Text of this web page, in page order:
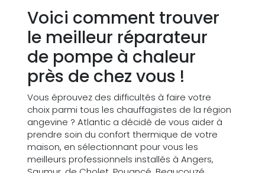
Voici comment trouver
le meilleur réparateur
de pompe à chaleur
près de chez vous !
Vous éprouvez des difficultés à faire votre
choix parmi tous les chauffagistes de la région
angevine ? Atlantic a décidé de vous aider à
prendre soin du confort thermique de votre
maison, en sélectionnant pour vous les
meilleurs professionnels installés à Angers,